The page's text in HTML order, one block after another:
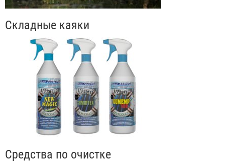
Складные каяки
Средства по очистке